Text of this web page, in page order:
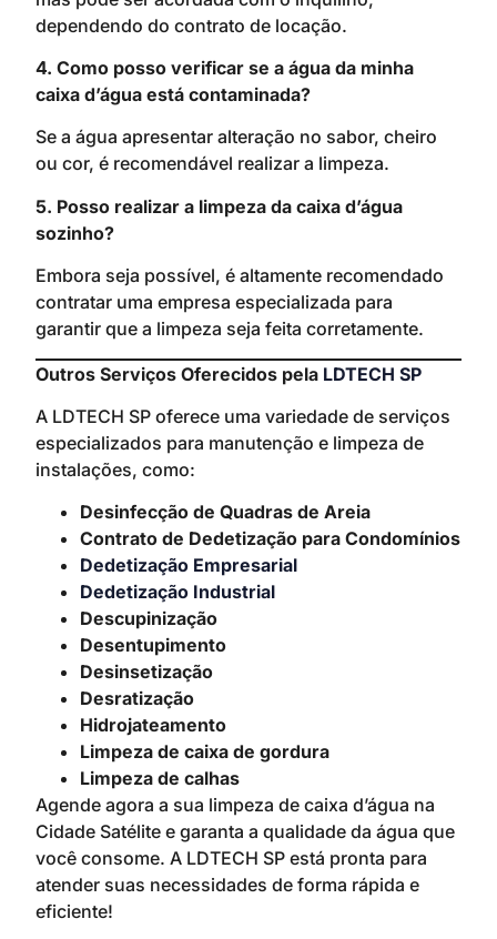
dependendo do contrato de locação.
4. Como posso verificar se a água da minha
caixa d’água está contaminada?
Se a água apresentar alteração no sabor, cheiro
ou cor, é recomendável realizar a limpeza.
5. Posso realizar a limpeza da caixa d’água
sozinho?
Embora seja possível, é altamente recomendado
contratar uma empresa especializada para
garantir que a limpeza seja feita corretamente.
Outros Serviços Oferecidos pela LDTECH SP
A LDTECH SP oferece uma variedade de serviços
especializados para manutenção e limpeza de
instalações, como:
Desinfecção de Quadras de Areia
Contrato de Dedetização para Condomínios
Dedetização Empresarial
Dedetização Industrial
Descupinização
Desentupimento
Desinsetização
Desratização
Hidrojateamento
Limpeza de caixa de gordura
Limpeza de calhas
Agende agora a sua limpeza de caixa d’água na
Cidade Satélite e garanta a qualidade da água que
você consome. A LDTECH SP está pronta para
atender suas necessidades de forma rápida e
eficiente!